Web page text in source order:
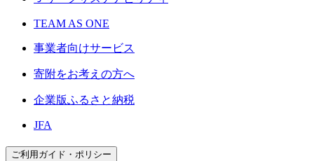
TEAM AS ONE
事業者向けサービス
寄附をお考えの方へ
企業版ふるさと納税
JFA
ご利用ガイド・ポリシー